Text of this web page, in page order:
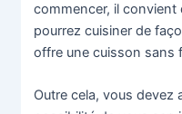
commencer, il convient
pourrez cuisiner de
offre une cuisson sans
Outre cela, vous devez